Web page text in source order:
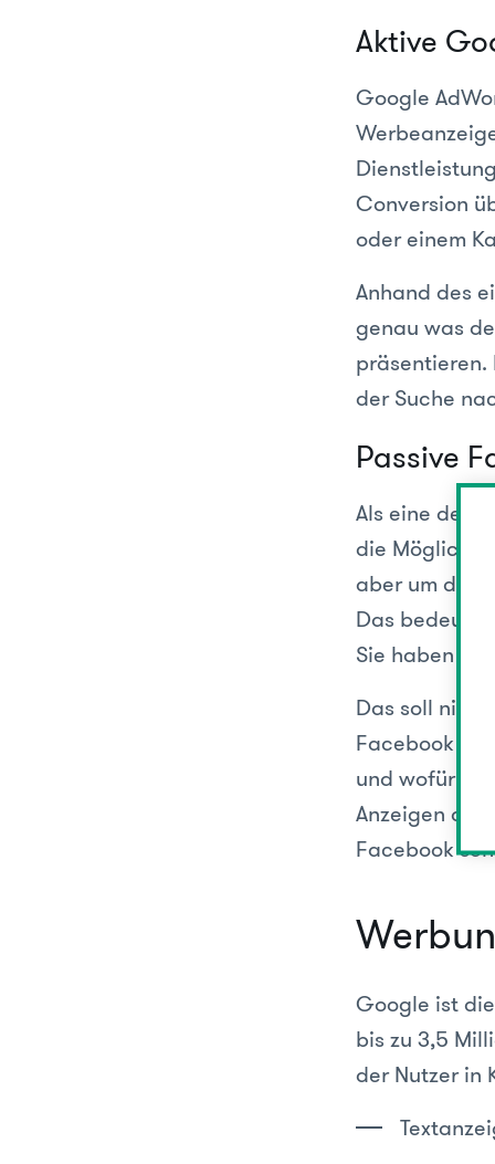
Aktive
Google
Conversion
oder einem
Anhand des
genau was
präsentieren.
der Suche
Passive
Als eine der
die
aber um die
Das
Sie haben
Das soll
Facebook
und wofür
Anzeigen an
Facebook
Google ist
bis zu 3,5
der Nutzer in